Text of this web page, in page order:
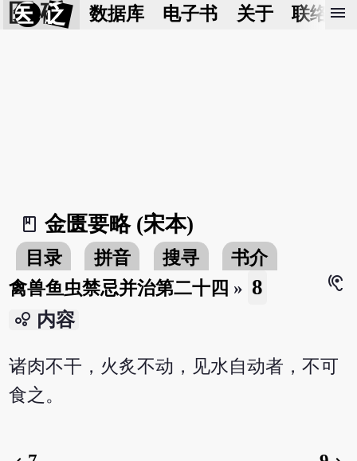
医 砭 数据库 电子书 关于 联络我
menu
book_2
金匮要略 (宋本)
目录 拼音 搜寻
书介
禽兽鱼虫禁忌并治第二十四 » 8
hearing
bubble_chart 内容
诸肉不干，火炙不动，见水自动者，不可
食之。